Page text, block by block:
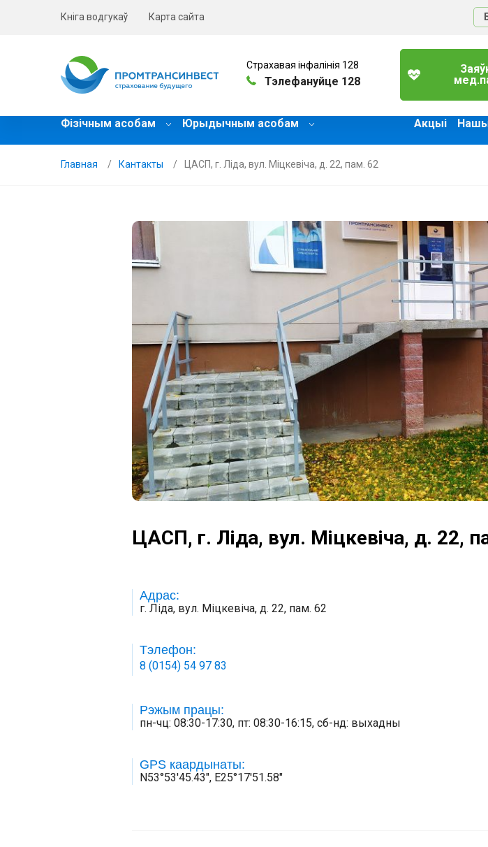
Кніга водгукаў Карта сайта
Страхавая інфалінія 128
Тэлефануйце 128
Фізічным асобам Юрыдычным асобам Акцыі
Главная Кантакты ЦАСП, г. Ліда, вул. Міцкевіча, д. 22, пам. 62
ЦАСП, г. Ліда, вул. Міцкевіча, д. 22,
Адрас:
г. Ліда, вул. Міцкевіча, д. 22, пам. 62
Тэлефон:
8 (0154) 54 97 83
Рэжым працы:
пн-чц: 08:30-17:30, пт: 08:30-16:15, сб-нд: выхадны
GPS каардынаты:
N53°53'45.43", E25°17'51.58"